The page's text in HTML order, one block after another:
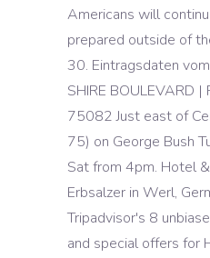
Americans will
prepared outside of
30. Eintragsdaten
SHIRE BOULEVARD |
75082 Just east of
75) on George Bush
Sat from 4pm. Hotel
Erbsalzer in Werl,
Tripadvisor's 8
and special offers for